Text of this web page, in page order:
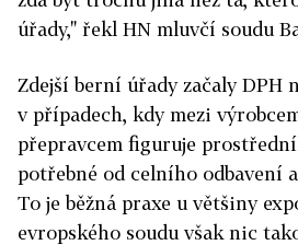
úřady," řekl HN mluvčí soudu
Zdejší berní úřady začaly DPH
v případech, kdy mezi
přepravcem figuruje
potřebné od celního odbavení
To je běžná praxe u většiny
evropského soudu však nic